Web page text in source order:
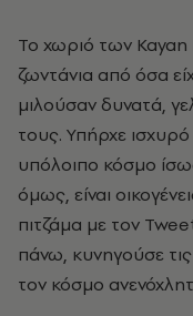
Το χωριό των Kayan Longneck είχε την περισσότερη
ζωντάνια από όσα
μιλούσαν δυνατά,
τους. Υπήρχε ισχυρό
υπόλοιπο κόσμο
όμως, είναι
πιτζάμα με τον
πάνω, κυνηγούσε
τον κόσμο